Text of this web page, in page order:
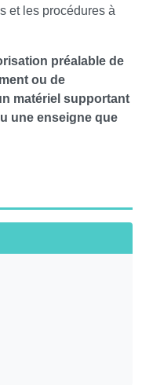
et les procédures à
préalable de
ou de
matériel supportant
une enseigne que